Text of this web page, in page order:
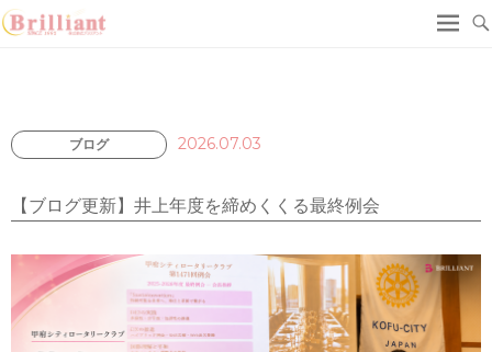
ブログ 2026.07.03
【ブログ更新】井上年度を締めくくる最終例会